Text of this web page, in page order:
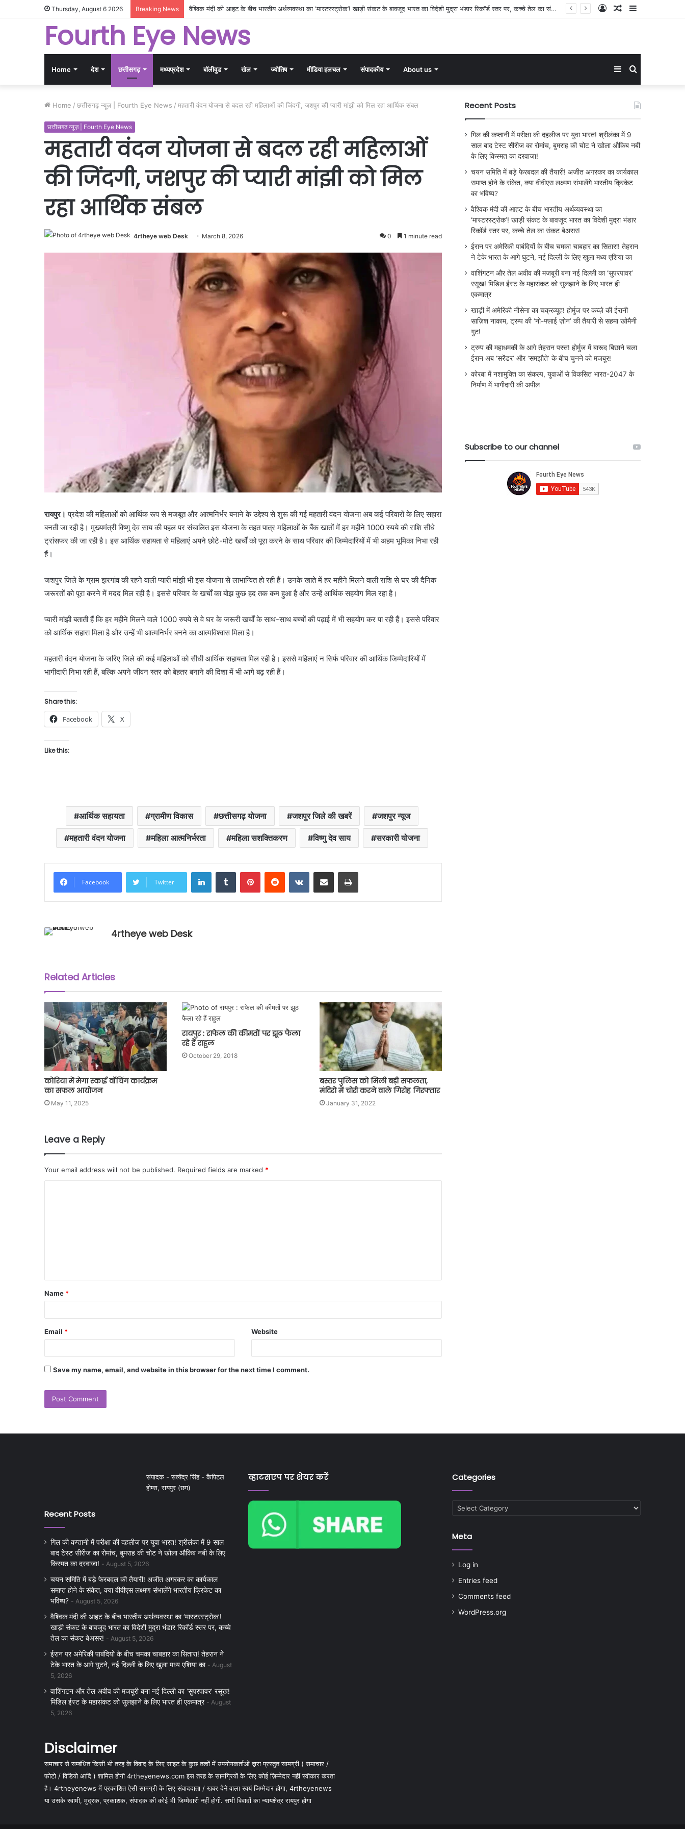
Thursday, August 6 2026 Breaking News वैश्विक मंदी की आहट के बीच भारतीय अर्थव्यवस्था का ‘मास्टरस्ट्रोक’! खाड़ी संकट के बावजूद भारत का विदेशी मुद्रा भंडार रिकॉर्ड स्तर पर, कच्चे तेल का संकट बेअसर! Sidebar
Random
Log
Fourth Eye News
Home देश छत्तीसगढ़ मध्यप्रदेश बॉलीवुड खेल ज्योतिष मीडिया हलचल संपादकीय About us Search
for
Sidebar
Home / छत्तीसगढ़ न्यूज़ | Fourth Eye News / महतारी वंदन योजना से बदल रही महिलाओं की जिंदगी, जशपुर की प्यारी मांझी को मिल रहा आर्थिक संबल
छत्तीसगढ़ न्यूज़ | Fourth Eye News
महतारी वंदन योजना से बदल रही महिलाओं
की जिंदगी, जशपुर की प्यारी मांझी को मिल
रहा आर्थिक संबल
4rtheye web Desk March 8, 2026 0 1 minute read
रायपुर। प्रदेश की महिलाओं को आर्थिक रूप से मजबूत और आत्मनिर्भर बनाने के उद्देश्य से शुरू की गई महतारी वंदन योजना अब कई परिवारों के लिए सहारा
बनती जा रही है। मुख्यमंत्री विष्णु देव साय की पहल पर संचालित इस योजना के तहत पात्र महिलाओं के बैंक खातों में हर महीने 1000 रुपये की राशि सीधे
ट्रांसफर की जा रही है। इस आर्थिक सहायता से महिलाएं अपने छोटे-मोटे खर्चों को पूरा करने के साथ परिवार की जिम्मेदारियों में भी अहम भूमिका निभा रही
हैं।
जशपुर जिले के ग्राम झरगांव की रहने वाली प्यारी मांझी भी इस योजना से लाभान्वित हो रही हैं। उनके खाते में हर महीने मिलने वाली राशि से घर की दैनिक
जरूरतों को पूरा करने में मदद मिल रही है। इससे परिवार के खर्चों का बोझ कुछ हद तक कम हुआ है और उन्हें आर्थिक सहयोग मिल रहा है।
प्यारी मांझी बताती हैं कि हर महीने मिलने वाले 1000 रुपये से वे घर के जरूरी खर्चों के साथ-साथ बच्चों की पढ़ाई में भी सहयोग कर पा रही हैं। इससे परिवार
को आर्थिक सहारा मिला है और उन्हें भी आत्मनिर्भर बनने का आत्मविश्वास मिला है।
महतारी वंदन योजना के जरिए जिले की कई महिलाओं को सीधी आर्थिक सहायता मिल रही है। इससे महिलाएं न सिर्फ परिवार की आर्थिक जिम्मेदारियों में
भागीदारी निभा रही हैं, बल्कि अपने जीवन स्तर को बेहतर बनाने की दिशा में भी आगे बढ़ रही हैं।
Share this:
Facebook X
Like this:
आर्थिक सहायता ग्रामीण विकास छत्तीसगढ़ योजना जशपुर जिले की खबरें जशपुर न्यूज
महतारी वंदन योजना महिला आत्मनिर्भरता महिला सशक्तिकरण विष्णु देव साय सरकारी योजना
Facebook Twitter
LinkedInTumblr PinterestReddit VKontakteShare via Email Print
4rtheye web Desk
Related Articles
कोरिया में मेगा स्काई वॉचिंग कार्यक्रम
का सफल आयोजन
May 11, 2025
रायपुर : राफेल की कीमतों पर झूठ फैला
रहे हैं राहुल
October 29, 2018
बस्तर पुलिस को मिली बड़ी सफलता,
मंदिरो में चोरी करने वाले गिरोह गिरफ्तार
January 31, 2022
Leave a Reply
Your email address will not be published. Required fields are marked *
Name *
Email * Website
Save my name, email, and website in this browser for the next time I comment.
Recent Posts
गिल की कप्तानी में परीक्षा की दहलीज पर युवा भारत! श्रीलंका में 9
साल बाद टेस्ट सीरीज का रोमांच, बुमराह की चोट ने खोला औकिब नबी
के लिए किस्मत का दरवाजा!
चयन समिति में बड़े फेरबदल की तैयारी! अजीत अगरकर का कार्यकाल
समाप्त होने के संकेत, क्या वीवीएस लक्ष्मण संभालेंगे भारतीय क्रिकेट
का भविष्य?
वैश्विक मंदी की आहट के बीच भारतीय अर्थव्यवस्था का
‘मास्टरस्ट्रोक’! खाड़ी संकट के बावजूद भारत का विदेशी मुद्रा भंडार
रिकॉर्ड स्तर पर, कच्चे तेल का संकट बेअसर!
ईरान पर अमेरिकी पाबंदियों के बीच चमका चाबहार का सितारा! तेहरान
ने टेके भारत के आगे घुटने, नई दिल्ली के लिए खुला मध्य एशिया का
वाशिंगटन और तेल अवीव की मजबूरी बना नई दिल्ली का ‘सुपरपावर’
रसूख! मिडिल ईस्ट के महासंकट को सुलझाने के लिए भारत ही
एकमात्र
खाड़ी में अमेरिकी नौसेना का चक्रव्यूह! होर्मुज पर कब्ज़े की ईरानी
साज़िश नाकाम, ट्रम्प की ‘नो-फ्लाई ज़ोन’ की तैयारी से सहमा खोमैनी
गुट!
ट्रम्प की महाधमकी के आगे तेहरान पस्त! होर्मुज में बारूद बिछाने चला
ईरान अब ‘सरेंडर’ और ‘समझौते’ के बीच चुनने को मजबूर!
कोरबा में नशामुक्ति का संकल्प, युवाओं से विकसित भारत-2047 के
निर्माण में भागीदारी की अपील
Subscribe to our channel
संपादक - सत्येंद्र सिंह - कैपिटल
होम्स, रायपुर (छग)
Recent Posts
गिल की कप्तानी में परीक्षा की दहलीज पर युवा भारत! श्रीलंका में 9 साल
बाद टेस्ट सीरीज का रोमांच, बुमराह की चोट ने खोला औकिब नबी के लिए
किस्मत का दरवाजा!
August 5, 2026
चयन समिति में बड़े फेरबदल की तैयारी! अजीत अगरकर का कार्यकाल
समाप्त होने के संकेत, क्या वीवीएस लक्ष्मण संभालेंगे भारतीय क्रिकेट का
भविष्य?
August 5, 2026
वैश्विक मंदी की आहट के बीच भारतीय अर्थव्यवस्था का ‘मास्टरस्ट्रोक’!
खाड़ी संकट के बावजूद भारत का विदेशी मुद्रा भंडार रिकॉर्ड स्तर पर, कच्चे
तेल का संकट बेअसर!
August 5, 2026
ईरान पर अमेरिकी पाबंदियों के बीच चमका चाबहार का सितारा! तेहरान ने
टेके भारत के आगे घुटने, नई दिल्ली के लिए खुला मध्य एशिया का
August
5, 2026
वाशिंगटन और तेल अवीव की मजबूरी बना नई दिल्ली का ‘सुपरपावर’ रसूख!
मिडिल ईस्ट के महासंकट को सुलझाने के लिए भारत ही एकमात्र
August
5, 2026
व्हाटसएप पर शेयर करें Categories
Categories
Meta
Log in
Entries feed
Comments feed
WordPress.org
Disclaimer
समाचार से सम्बंधित किसी भी तरह के विवाद के लिए साइट के कुछ तत्वों में उपयोगकर्ताओं द्वारा प्रस्तुत सामग्री ( समाचार /
फोटो / विडियो आदि ) शामिल होगी 4rtheyenews.com इस तरह के सामग्रियों के लिए कोई ज़िम्मेदार नहीं स्वीकार करता
है। 4rtheyenews में प्रकाशित ऐसी सामग्री के लिए संवाददाता / खबर देने वाला स्वयं जिम्मेदार होगा, 4rtheyenews
या उसके स्वामी, मुद्रक, प्रकाशक, संपादक की कोई भी जिम्मेदारी नहीं होगी. सभी विवादों का न्यायक्षेत्र रायपुर होगा